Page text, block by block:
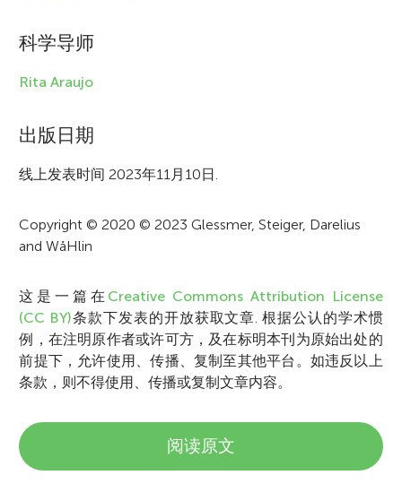
m
a
i
o
科学导师
Rita Araujo
出版日期
线上发表时间 2023年11月10日.
Copyright © 2020 © 2023 Glessmer, Steiger, Darelius
and WåHlin
这是一篇在 Creative Commons Attribution License
(CC BY)条款下发表的开放获取文章. 根据公认的学术惯
例，在注明原作者或许可方，及在标明本刊为原始出处的
前提下，允许使用、传播、复制至其他平台。如违反以上
条款，则不得使用、传播或复制文章内容。
阅读原文